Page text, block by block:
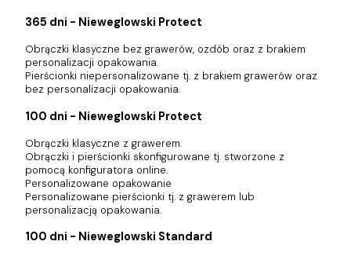
365 dni - Nieweglowski Protect
Obrączki klasyczne bez grawerów, ozdób oraz z brakiem
personalizacji opakowania.
Pierścionki niepersonalizowane tj. z brakiem grawerów oraz
bez personalizacji opakowania.
100 dni - Nieweglowski Protect
Obrączki klasyczne z grawerem.
Obrączki i pierścionki skonfigurowane tj. stworzone z
pomocą konfiguratora online.
Personalizowane opakowanie
Personalizowane pierścionki tj. z grawerem lub
personalizacją opakowania.
100 dni - Nieweglowski Standard